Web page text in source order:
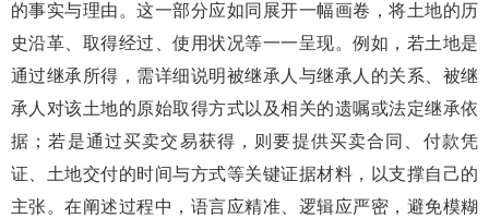
的事实与理由。这一部分应如同展开一幅画卷，将土地的历
史沿革、取得经过、使用状况等一一呈现。例如，若土地是
通过继承所得，需详细说明被继承人与继承人的关系、被继
承人对该土地的原始取得方式以及相关的遗嘱或法定继承依
据；若是通过买卖交易获得，则要提供买卖合同、付款凭
证、土地交付的时间与方式等关键证据材料，以支撑自己的
主张。在阐述过程中，语言应精准、逻辑应严密，避免模糊